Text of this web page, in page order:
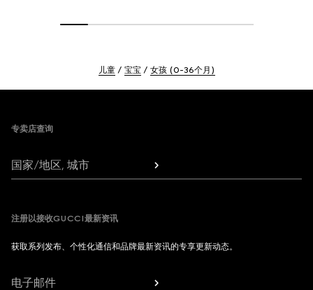
儿童 宝宝 女孩 (0-36个月)
专卖店查询
国家/地区, 城市
注册以接收GUCCI最新资讯
获取系列发布、个性化通信和品牌最新资讯的专享更新动态。
电子邮件